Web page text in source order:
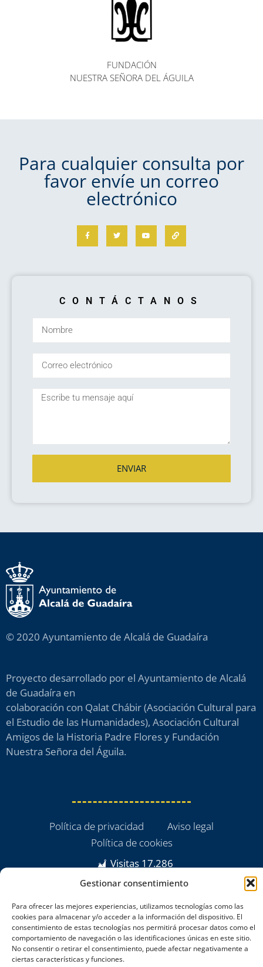
Gestionar consentimiento
Para ofrecer las mejores experiencias, utilizamos tecnologías como las
cookies para almacenar y/o acceder a la información del dispositivo. El
consentimiento de estas tecnologías nos permitirá procesar datos como el
comportamiento de navegación o las identificaciones únicas en este sitio.
No consentir o retirar el consentimiento, puede afectar negativamente a
ciertas características y funciones.
FUNDACIÓN
NUESTRA SEÑORA DEL ÁGUILA
Para cualquier consulta por
favor envíe un correo
electrónico
CONTÁCTANOS
ENVIAR
© 2020 Ayuntamiento de Alcalá de Guadaíra
Proyecto desarrollado por el Ayuntamiento de Alcalá
de Guadaíra en
colaboración con Qalat Chábir (Asociación Cultural para
el Estudio de las Humanidades), Asociación Cultural
Amigos de la Historia Padre Flores y Fundación
Nuestra Señora del Águila.
Política de privacidad
Aviso legal
Política de cookies
Visitas 17.286
powered by